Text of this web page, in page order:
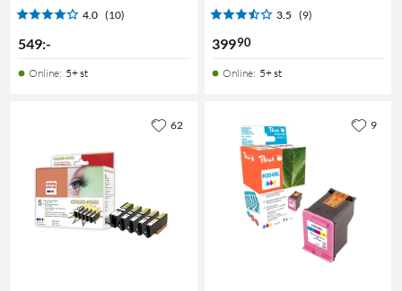
4.0 (10)
549:-
Online: 5+ st
3.5 (9)
39990
Online: 5+ st
62 9